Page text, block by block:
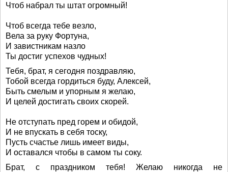
Чтоб набрал ты штат огромный!
Чтоб всегда тебе везло,
Вела за руку Фортуна,
И завистникам назло
Ты достиг успехов чудных!
Тебя, брат, я сегодня поздравляю,
Тобой всегда гордиться буду, Алексей,
Быть смелым и упорным я желаю,
И целей достигать своих скорей.
Не отступать пред горем и обидой,
И не впускать в себя тоску,
Пусть счастье лишь имеет виды,
И оставался чтобы в самом ты соку.
Брат, с праздником тебя! Желаю никогда не